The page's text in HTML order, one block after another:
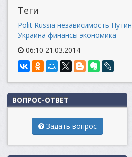
Теги
Polit Russia независимость Путин
Украина финансы экономика
06:10 21.03.2014
ВОПРОС-ОТВЕТ
Задать вопрос